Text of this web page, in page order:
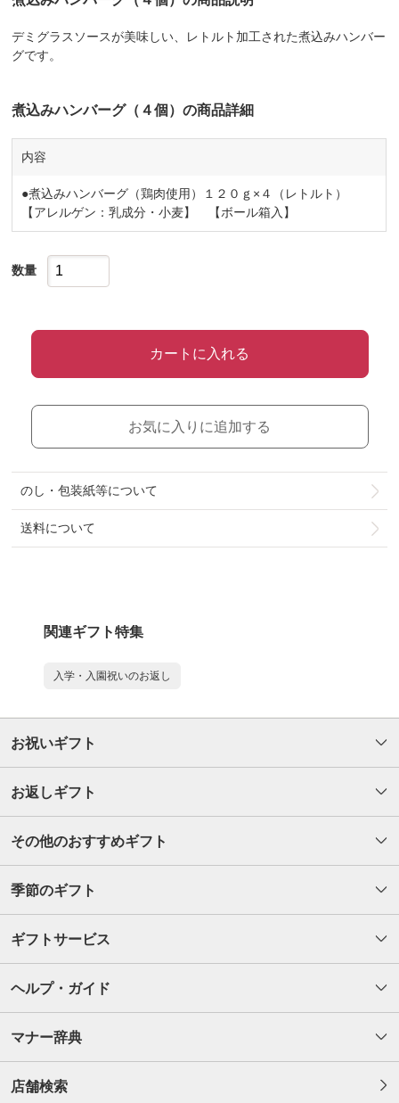
デミグラスソースが美味しい、レトルト加工された煮込みハンバー
グです。
煮込みハンバーグ（４個）の商品詳細
内容
●煮込みハンバーグ（鶏肉使用）１２０ｇ×４（レトルト）
【アレルゲン：乳成分・小麦】 【ボール箱入】
数量
カートに入れる
お気に入りに追加する
のし・包装紙等について
送料について
関連ギフト特集
入学・入園祝いのお返し
お祝いギフト
お返しギフト
その他のおすすめギフト
季節のギフト
ギフトサービス
ヘルプ・ガイド
マナー辞典
店舗検索